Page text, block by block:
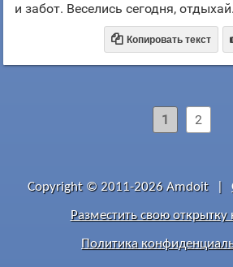
и забот. Веселись сегодня,
 Копировать текст
1 2
Copyright © 2011-2026 Amdoit
Разместить свою открытку
Политика